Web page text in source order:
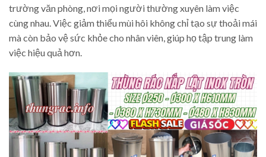
trường văn phòng, nơi mọi người thường xuyên làm việc
cùng nhau. Việc giảm thiểu mùi hôi không chỉ tạo sự thoải mái
mà còn bảo vệ sức khỏe cho nhân viên, giúp họ tập trung làm
việc hiệu quả hơn.